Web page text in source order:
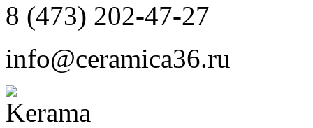
8 (473) 202-47-27
info@ceramica36.ru